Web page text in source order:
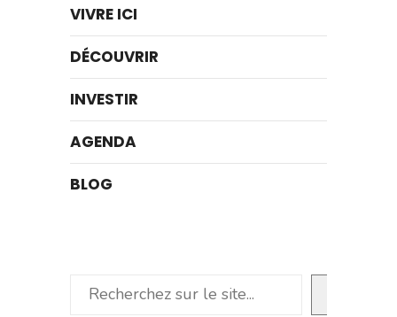
VIVRE ICI
DÉCOUVRIR
INVESTIR
AGENDA
BLOG
Rechercher